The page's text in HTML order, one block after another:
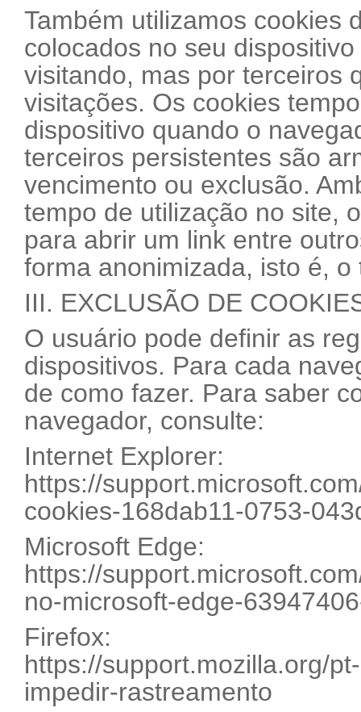
Também utilizamos cookies
colocados no seu
visitando, mas por terceiros
visitações. Os cookies
dispositivo quando o
terceiros persistentes são
vencimento ou exclusão.
tempo de utilização no site,
para abrir um link entre
forma anonimizada, isto é,
III. EXCLUSÃO DE
O usuário pode definir as
dispositivos. Para cada
de como fazer. Para saber
navegador, consulte:
Internet Explorer:
https://
cookies-168dab11-0753-
Microsoft Edge:
https://
no-microsoft-edge-
Firefox:
https://support.mozilla.org/
impedir-rastreamento